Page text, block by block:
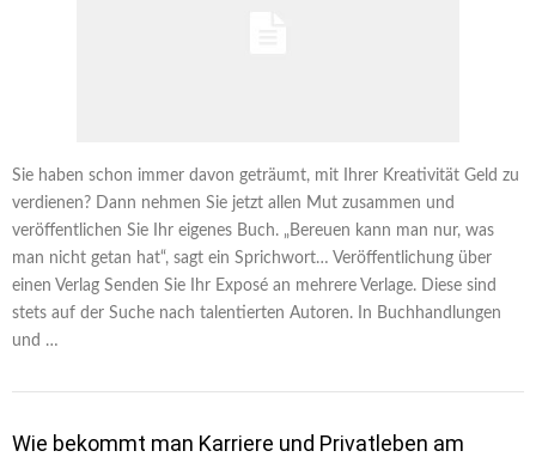
Sie haben schon immer davon geträumt, mit Ihrer Kreativität Geld zu
verdienen? Dann nehmen Sie jetzt allen Mut zusammen und
veröffentlichen Sie Ihr eigenes Buch. „Bereuen kann man nur, was
man nicht getan hat“, sagt ein Sprichwort… Veröffentlichung über
einen Verlag Senden Sie Ihr Exposé an mehrere Verlage. Diese sind
stets auf der Suche nach talentierten Autoren. In Buchhandlungen
und …
Wie bekommt man Karriere und Privatleben am